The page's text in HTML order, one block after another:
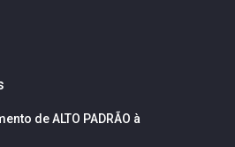
de ALTO PADRÃO à